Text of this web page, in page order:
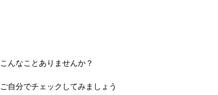
こんなことありませんか？
ご自分でチェックしてみましょう